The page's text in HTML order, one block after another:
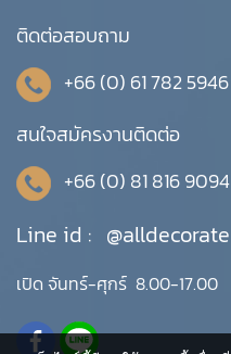
ติดต่อสอบถาม
+66 (0) 61 782 5946
สนใจสมัครงานติดต่อ
+66 (0) 81 816 9094
Line id : @alldecorate
เปิด จันทร์-ศุกร์ 8.00-17.00